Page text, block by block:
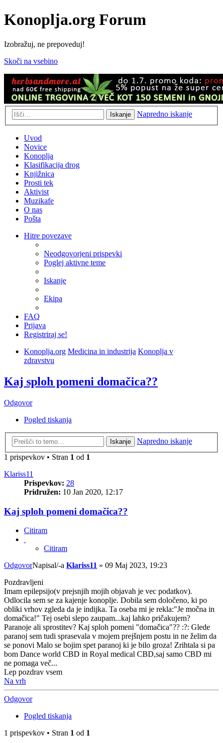
Konoplja.org Forum
Izobražuj, ne prepoveduj!
Skoči na vsebino
Iskanje Napredno iskanje
Uvod
Novice
Konoplja
Klasifikacija drog
Knjižnica
Prosti tek
Aktivist
Muzikafe
O nas
Pošta
Hitre povezave
Neodgovorjeni prispevki
Poglej aktivne teme
Iskanje
Ekipa
FAQ
Prijava
Registriraj se!
Konoplja.org Medicina in industrija Konoplja v
zdravstvu
Kaj sploh pomeni domačica??
Odgovor
Pogled tiskanja
Iskanje
Napredno iskanje
1 prispevkov • Stran 1 od 1
Klariss11
Prispevkov: 28
Pridružen: 10 Jan 2020, 12:17
Kaj sploh pomeni domačica??
Citiram
Citiram
OdgovorNapisal/-a Klariss11 » 09 Maj 2023, 19:23
Pozdravljeni
Imam epilepsijo(v prejsnjih mojih objavah je vec podatkov).
Odlocila sem se za kajenje konoplje. Dobila sem določeno, ki po
obliki vrhov zgleda da je indijka. Ta oseba mi je rekla:"Je močna in
domačica!" Tej osebi slepo zaupam...kaj lahko pričakujem?
Paranoje ali sprostitev? Kaj sploh pomeni "domačica"?? :?: Glede
paranoj sem tudi sprasevala v mojem prejšnjem postu in ne želim da
se ponovi Malo se bojim spet paranoj ki je bilo groza! Zrihtala si pa
bom Dance world CBD in Royal medical CBD,saj samo CBD mi
ne pomaga več...
Lep pozdrav vsem
Na vrh
Odgovor
Pogled tiskanja
1 prispevkov • Stran 1 od 1